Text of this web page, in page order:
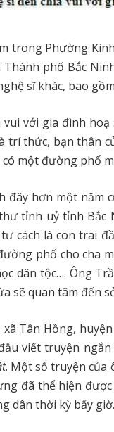
trong Phường
phố Bắc
sĩ khác, bao
với gia đình
trí thức, bạn thân
một đường phố
đây hơn một năm
tỉnh uỷ tỉnh
cách là con trai
phố cho cha
dân tộc…. Ông
sẽ quan tâm đến
Tân Hồng,
viết truyện
. Một số truyện
đã thể hiện
dân thời kỳ bấy giờ.